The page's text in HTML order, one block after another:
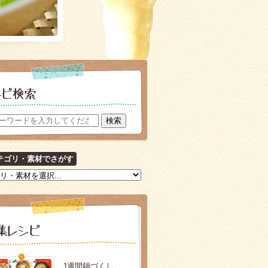
ゴリ・素材でさがす
1週間鍋づくし